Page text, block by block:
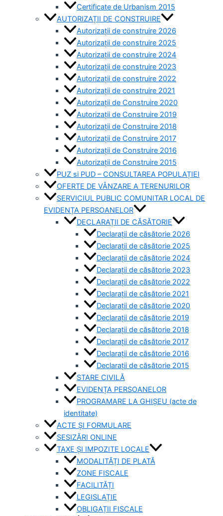
Certificate de Urbanism 2015
AUTORIZAȚII DE CONSTRUIRE
Autorizații de construire 2026
Autorizații de construire 2025
Autorizații de construire 2024
Autorizații de construire 2023
Autorizații de construire 2022
Autorizații de construire 2021
Autorizații de Construire 2020
Autorizații de Construire 2019
Autorizaţii de Construire 2018
Autorizaţii de Construire 2017
Autorizaţii de Construire 2016
Autorizaţii de Construire 2015
PUZ si PUD – CONSULTAREA POPULAȚIEI
OFERTE DE VÂNZARE A TERENURILOR
SERVICIUL PUBLIC COMUNITAR LOCAL DE
EVIDENȚA PERSOANELOR
DECLARAȚII DE CĂSĂTORIE
Declarații de căsătorie 2026
Declarații de căsătorie 2025
Declarații de căsătorie 2024
Declarații de căsătorie 2023
Declarații de căsătorie 2022
Declarații de căsătorie 2021
Declarații de căsătorie 2020
Declarații de căsătorie 2019
Declarații de căsătorie 2018
Declarații de căsătorie 2017
Declarații de căsătorie 2016
Declarații de căsătorie 2015
STARE CIVILĂ
EVIDENȚA PERSOANELOR
PROGRAMARE LA GHIȘEU (acte de
identitate)
ACTE ȘI FORMULARE
SESIZĂRI ONLINE
TAXE ȘI IMPOZITE LOCALE
MODALITĂȚI DE PLATĂ
ZONE FISCALE
FACILITĂȚI
LEGISLAȚIE
OBLIGAȚII FISCALE